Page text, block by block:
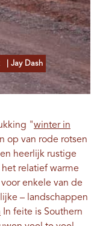
| Jay Dash
"winter in
op van rode rotsen
heerlijk rustige
relatief warme
enkele van de
– landschappen
In feite is Southern